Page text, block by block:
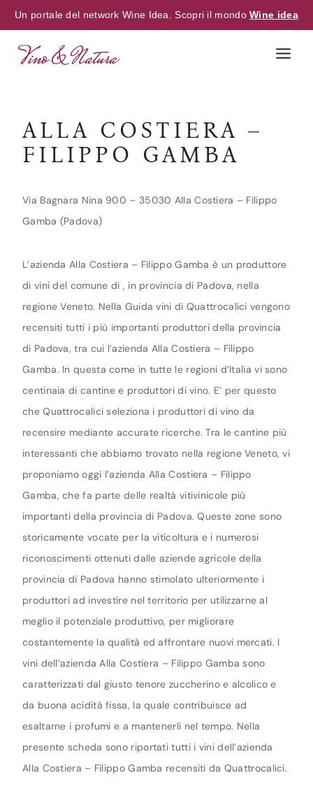
Un portale del network Wine Idea. Scopri il mondoWine idea
ALLA COSTIERA –
FILIPPO GAMBA
Via Bagnara Nina 900 – 35030 Alla Costiera – Filippo
Gamba (Padova)
L’azienda Alla Costiera – Filippo Gamba è un produttore
di vini del comune di , in provincia di Padova, nella
regione Veneto. Nella Guida vini di Quattrocalici vengono
recensiti tutti i più importanti produttori della provincia
di Padova, tra cui l’azienda Alla Costiera – Filippo
Gamba. In questa come in tutte le regioni d’Italia vi sono
centinaia di cantine e produttori di vino. E’ per questo
che Quattrocalici seleziona i produttori di vino da
recensire mediante accurate ricerche. Tra le cantine più
interessanti che abbiamo trovato nella regione Veneto, vi
proponiamo oggi l’azienda Alla Costiera – Filippo
Gamba, che fa parte delle realtà vitivinicole più
importanti della provincia di Padova. Queste zone sono
storicamente vocate per la viticoltura e i numerosi
riconoscimenti ottenuti dalle aziende agricole della
provincia di Padova hanno stimolato ulteriormente i
produttori ad investire nel territorio per utilizzarne al
meglio il potenziale produttivo, per migliorare
costantemente la qualità ed affrontare nuovi mercati. I
vini dell’azienda Alla Costiera – Filippo Gamba sono
caratterizzati dal giusto tenore zuccherino e alcolico e
da buona acidità fissa, la quale contribuisce ad
esaltarne i profumi e a mantenerli nel tempo. Nella
presente scheda sono riportati tutti i vini dell’azienda
Alla Costiera – Filippo Gamba recensiti da Quattrocalici.